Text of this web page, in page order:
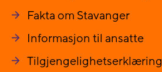
Fakta om Stavanger
Informasjon til ansatte
Tilgjengelighetserklæring